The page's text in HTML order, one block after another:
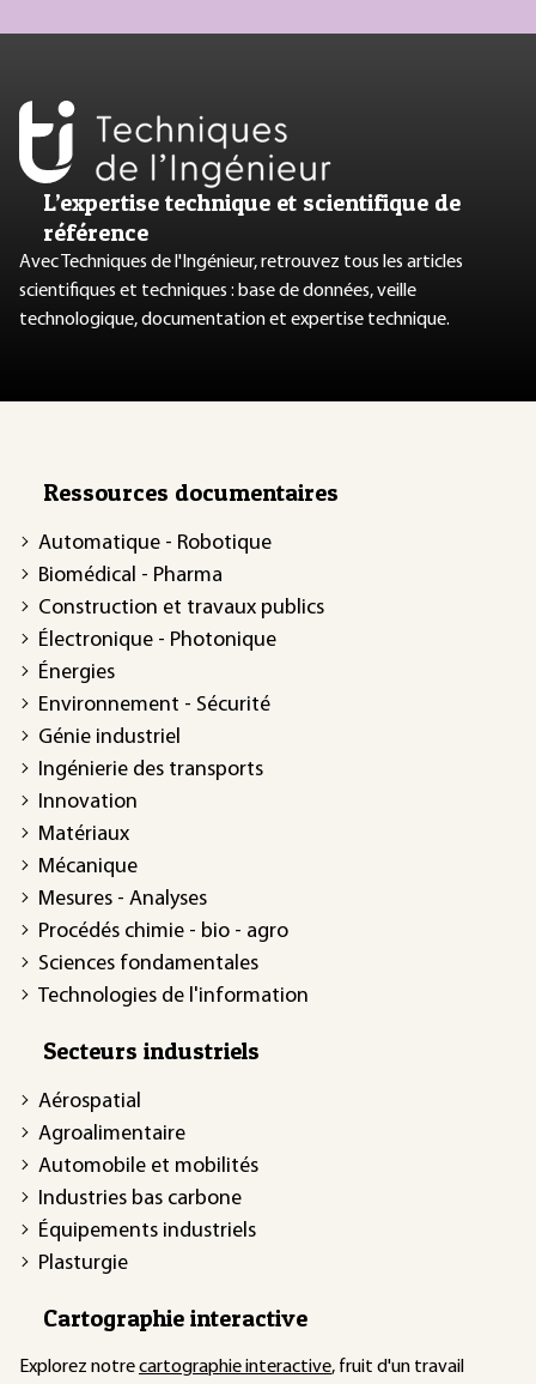
L’expertise technique et scientifique de
référence
Avec Techniques de l'Ingénieur, retrouvez tous les articles
scientifiques et techniques : base de données, veille
technologique, documentation et expertise technique.
Ressources documentaires
Automatique - Robotique
Biomédical - Pharma
Construction et travaux publics
Électronique - Photonique
Énergies
Environnement - Sécurité
Génie industriel
Ingénierie des transports
Innovation
Matériaux
Mécanique
Mesures - Analyses
Procédés chimie - bio - agro
Sciences fondamentales
Technologies de l'information
Secteurs industriels
Aérospatial
Agroalimentaire
Automobile et mobilités
Industries bas carbone
Équipements industriels
Plasturgie
Cartographie interactive
Explorez notrecartographie interactive, fruit d'un travail